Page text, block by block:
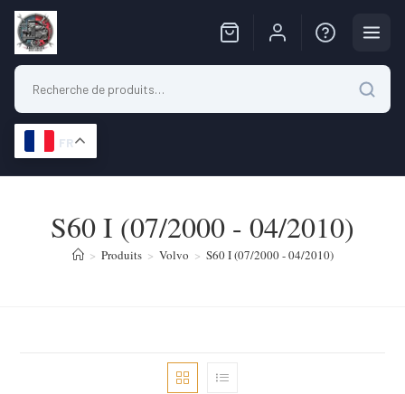
FR
S60 I (07/2000 - 04/2010)
> Produits > Volvo > S60 I (07/2000 - 04/2010)